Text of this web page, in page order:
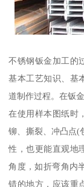
不锈钢钣金加工的
基本工艺知识、基
道制作过程。在钣
在使用样本图纸时
铆、撕裂、冲凸点(
性，也更能直观地
角度，如折弯角内
错的地方，应该重